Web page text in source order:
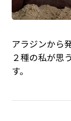
アラジンから
２種の私が思
す。